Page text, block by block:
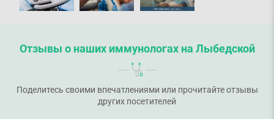
Отзывы о наших иммунологах на Лыбедской
Поделитесь своими впечатлениями или прочитайте отзывы
других посетителей